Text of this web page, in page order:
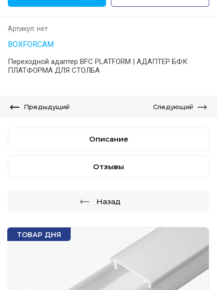
ТОВАР ДНЯ
Артикул: нет
BOXFORCAM
Переходной адаптер BFC PLATFORM | АДАПТЕР БФК
ПЛАТФОРМА ДЛЯ СТОЛБА
Предыдущий Следующий
Описание
Отзывы
Назад